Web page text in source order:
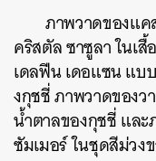
ภาพวาดของแค
คริสตัล ซาซูลา ในเ
เดลฟีน เดอแซน แบ
งกุชชี่ ภาพวาดของ
น้ำตาลของกุชชี่ แล
ซัมเมอร์ ในชุดสีม่วง
ค้นหา
SHARE